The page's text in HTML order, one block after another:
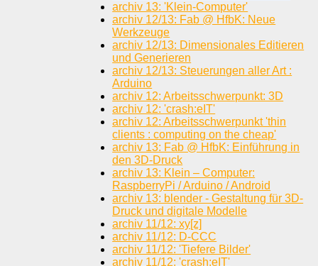
archiv 13: 'Klein-Computer'
archiv 12/13: Fab @ HfbK: Neue
Werkzeuge
archiv 12/13: Dimensionales Editieren
und Generieren
archiv 12/13: Steuerungen aller Art :
Arduino
archiv 12: Arbeitsschwerpunkt: 3D
archiv 12: 'crash:eIT'
archiv 12: Arbeitsschwerpunkt 'thin
clients : computing on the cheap'
archiv 13: Fab @ HfbK: Einführung in
den 3D-Druck
archiv 13: Klein – Computer:
RaspberryPi / Arduino / Android
archiv 13: blender - Gestaltung für 3D-
Druck und digitale Modelle
archiv 11/12: xy[z]
archiv 11/12: D-CCC
archiv 11/12: 'Tiefere Bilder'
archiv 11/12: 'crash:eIT'